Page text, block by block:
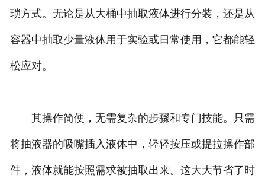
琐方式。无论是从大桶中抽取液体进行分装，还是从
容器中抽取少量液体用于实验或日常使用，它都能轻
松应对。
其操作简便，无需复杂的步骤和专门技能。只需
将抽液器的吸嘴插入液体中，轻轻按压或提拉操作部
件，液体就能按照需求被抽取出来。这大大节省了时